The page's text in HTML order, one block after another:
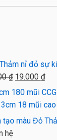
Thảm nỉ đỏ sự
₫ Giá
gốc
là:
19.000 ₫Giá
tại
18 mũi
hệ